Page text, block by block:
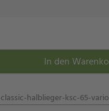
In den
halblieger-ksc-65-